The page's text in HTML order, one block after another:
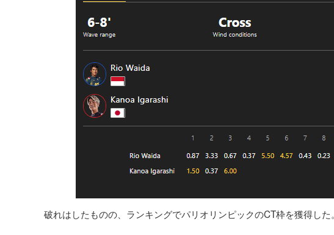
破れはしたものの、ランキングでパリオリンピックのCT枠を獲得した。